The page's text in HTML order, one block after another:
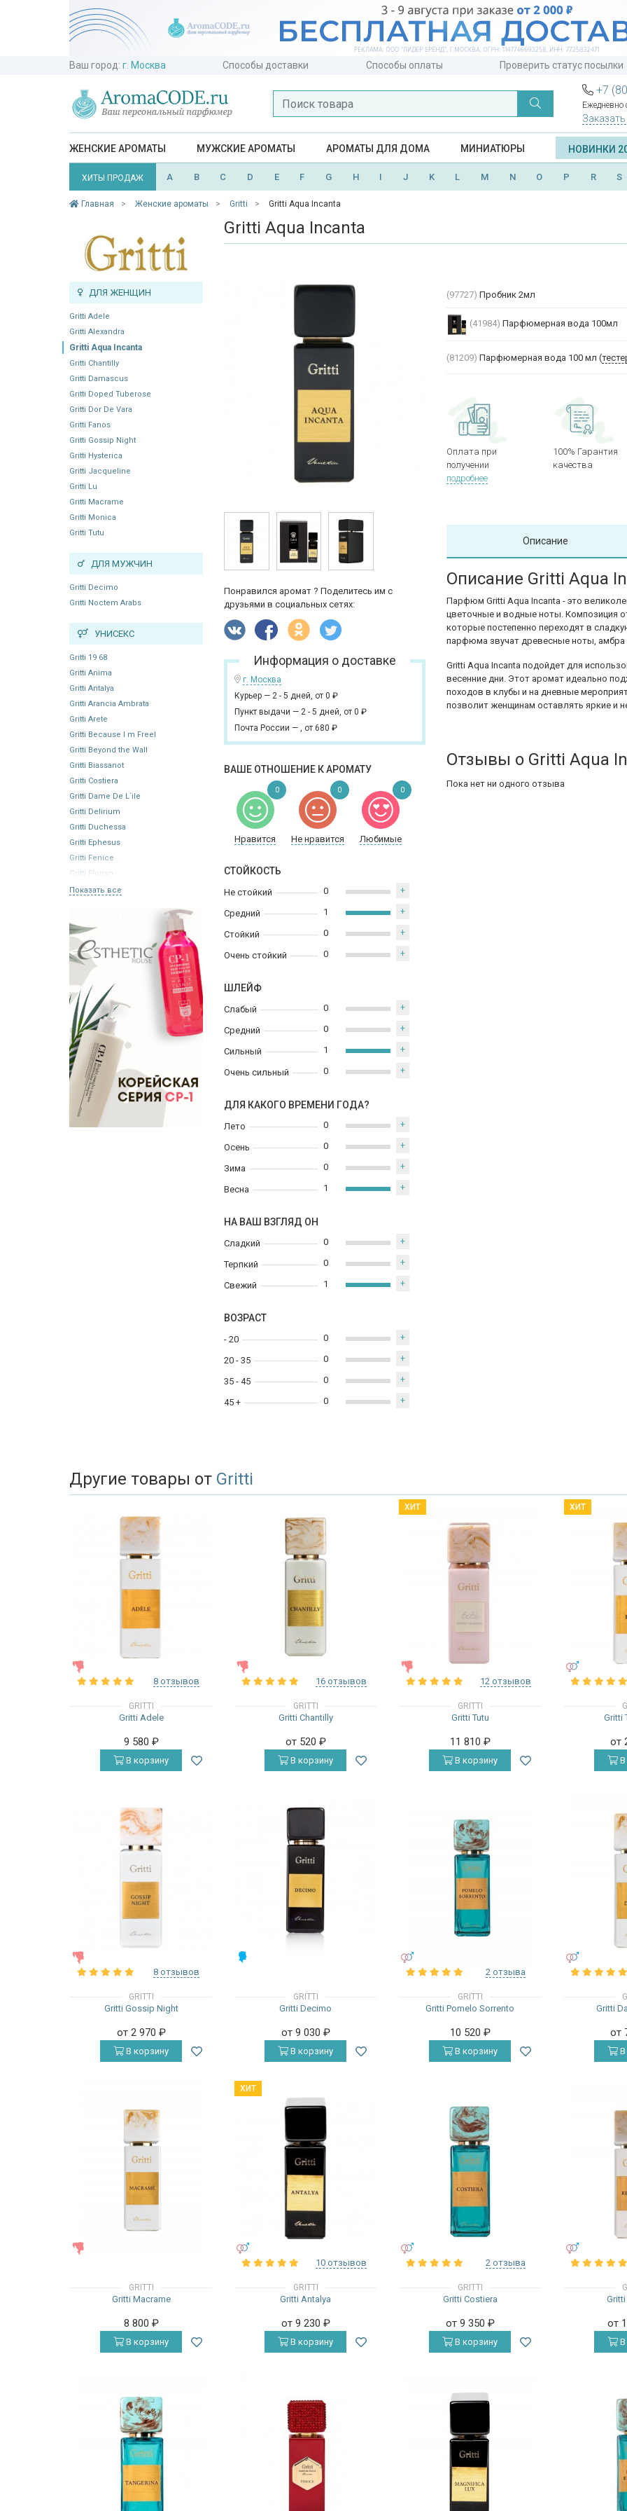
Ваш город: г. Москва Способы доставки Способы оплаты Проверить статус посылки
+7
Ежедневно
ЖЕНСКИЕ АРОМАТЫ МУЖСКИЕ АРОМАТЫ АРОМАТЫ ДЛЯ ДОМА МИНИАТЮРЫ НОВИНКИ
ХИТЫ ПРОДАЖ A B C D E F G H I J K L M N O P R S
Главная Женские ароматы Gritti Gritti Aqua Incanta
ДЛЯ ЖЕНЩИН
Gritti Adele
Gritti Alexandra
Gritti Aqua Incanta
Gritti Chantilly
Gritti Damascus
Gritti Doped Tuberose
Gritti Dor De Vara
Gritti Fanos
Gritti Gossip Night
Gritti Hysterica
Gritti Jacqueline
Gritti Lu
Gritti Macrame
Gritti Monica
Gritti Tutu
ДЛЯ МУЖЧИН
Gritti Decimo
Gritti Noctem Arabs
УНИСЕКС
Gritti 19 68
Gritti Anima
Gritti Antalya
Gritti Arancia Ambrata
Gritti Arete
Gritti Because I m Freel
Gritti Beyond the Wall
Gritti Biassanot
Gritti Costiera
Gritti Dame De L`ile
Gritti Delirium
Gritti Duchessa
Gritti Ephesus
Gritti Fenice
Gritti Florian
Показать все
Gritti Aqua Incanta
Понравился аромат ? Поделитесь им с
друзьями в социальных сетях:
Информация о доставке
г. Москва
Курьер — 2 - 5 дней, от 0 ₽
Пункт выдачи — 2 - 5 дней, от 0 ₽
Почта России — , от 680 ₽
ВАШЕ ОТНОШЕНИЕ К АРОМАТУ
Нравится Не нравится Любимые
0 0 0
СТОЙКОСТЬ
Не стойкий
Средний
Стойкий
Очень стойкий
0 +
1 +
0 +
0 +
ШЛЕЙФ
Слабый
Средний
Сильный
Очень сильный
0 +
0 +
1 +
0 +
ДЛЯ КАКОГО ВРЕМЕНИ ГОДА?
Лето
Осень
Зима
Весна
0 +
0 +
0 +
1 +
НА ВАШ ВЗГЛЯД ОН
Сладкий
Терпкий
Свежий
0 +
0 +
1 +
ВОЗРАСТ
- 20
20 - 35
35 - 45
45 +
0 +
0 +
0 +
0 +
(97727) Пробник 2мл
(41984) Парфюмерная вода 100мл
(81209) Парфюмерная вода 100 мл (
Оплата при
получении
подробнее
100% Гарантия
качества
Описание
Описание Gritti Aqua
Парфюм Gritti Aqua Incanta - это
цветочные и водные ноты. Композиция
которые постепенно переходят в
парфюма звучат древесные ноты, амбра
Gritti Aqua Incanta подойдет для
весенние дни. Этот аромат идеально
походов в клубы и на дневные
позволит женщинам оставлять яркие и
Отзывы о Gritti Aqua
Пока нет ни одного отзыва
Другие товары от Gritti
8 отзывов
GRITTI
Gritti Adele
9 580 ₽
В корзину
16 отзывов
GRITTI
Gritti Chantilly
от 520 ₽
В корзину
ХИТ
ЖЕНСКИЕ
12 отзывов
GRITTI
Gritti Tutu
11 810 ₽
В корзину
ХИТ
УНИСЕКС
Gritti
от
В
8 отзывов
GRITTI
Gritti Gossip Night
от 2 970 ₽
В корзину
GRITTI
Gritti Decimo
от 9 030 ₽
В корзину
2 отзыва
GRITTI
Gritti Pomelo Sorrento
10 520 ₽
В корзину
Gritti
от
В
GRITTI
Gritti Macrame
8 800 ₽
В корзину
ХИТ
10 отзывов
GRITTI
Gritti Antalya
от 9 230 ₽
В корзину
2 отзыва
GRITTI
Gritti Costiera
от 9 350 ₽
В корзину
от
В